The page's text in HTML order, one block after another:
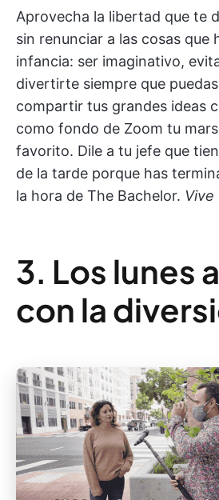
Aprovecha la libertad que te
sin renunciar a las cosas que
infancia: ser imaginativo,
divertirte siempre que
compartir tus grandes ideas
como fondo de Zoom tu
favorito. Dile a tu jefe que
de la tarde porque has
la hora de The Bachelor. Vive
3. Los lunes
con la